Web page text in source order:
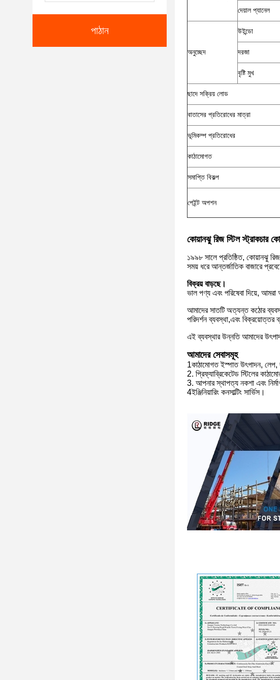
পাঠান
দেয়াল প্যানেল
অনুচ্ছেদ
উইন্ডো
দরজা
বৃষ্টি মুখ
ছাদে সক্রিয় লোড
বাতাসের প্রতিরোধের মাত্রা
ভূমিকম্প প্রতিরোধের
কাঠামোগত
সমাপ্তি বিকল্প
পেইন্ট অপশন
কোয়ানঝু রিজ স্টিল স্ট্রাকচার
১৯৯৮ সালে প্রতিষ্ঠিত, কোয়ানঝু রিজ
সময় ধরে আন্তর্জাতিক বাজারে
বিক্রয় বাড়ছে।
ভাল পণ্য এবং পরিষেবা দিয়ে, আমরা
আমাদের সাতটি অত্যন্ত কঠোর
পরিদর্শন ব্যবস্থা,এবং বিক্রয়োত্তর
এই ব্যবস্থার উন্নতি আমাদের
আমাদের সেবাসমূহ
1কাঠামোগত ইস্পাত উৎপাদন, লেপ,
2. প্রিফ্যাব্রিকেটেড স্টিলের
3. আপনার স্থাপত্য নকশা এবং
4ইঞ্জিনিয়ারিং কনসাল্টিং সার্ভিস।